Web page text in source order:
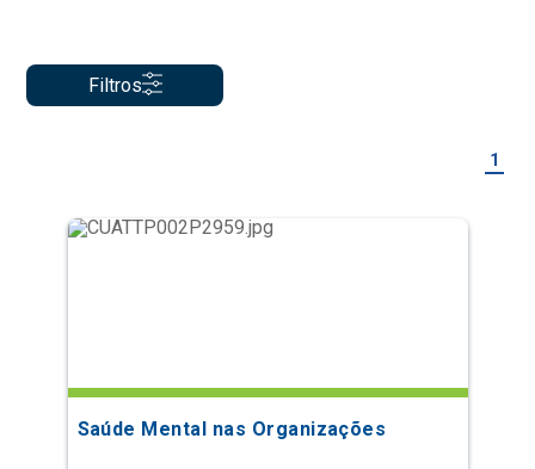
Filtros
1
Saúde Mental nas Organizações